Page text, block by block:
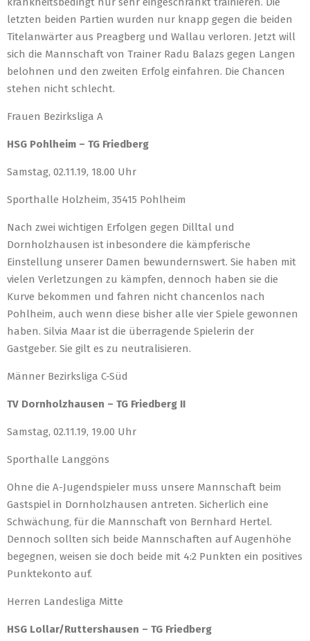
letzten beiden Partien wurden nur knapp gegen die beiden
Titelanwärter aus Preagberg und Wallau verloren. Jetzt will
sich die Mannschaft von Trainer Radu Balazs gegen Langen
belohnen und den zweiten Erfolg einfahren. Die Chancen
stehen nicht schlecht.
Frauen Bezirksliga A
HSG Pohlheim – TG Friedberg
Samstag, 02.11.19, 18.00 Uhr
Sporthalle Holzheim, 35415 Pohlheim
Nach zwei wichtigen Erfolgen gegen Dilltal und
Dornholzhausen ist inbesondere die kämpferische
Einstellung unserer Damen bewundernswert. Sie haben mit
vielen Verletzungen zu kämpfen, dennoch haben sie die
Kurve bekommen und fahren nicht chancenlos nach
Pohlheim, auch wenn diese bisher alle vier Spiele gewonnen
haben. Silvia Maar ist die überragende Spielerin der
Gastgeber. Sie gilt es zu neutralisieren.
Männer Bezirksliga C-Süd
TV Dornholzhausen – TG Friedberg II
Samstag, 02.11.19, 19.00 Uhr
Sporthalle Langgöns
Ohne die A-Jugendspieler muss unsere Mannschaft beim
Gastspiel in Dornholzhausen antreten. Sicherlich eine
Schwächung, für die Mannschaft von Bernhard Hertel.
Dennoch sollten sich beide Mannschaften auf Augenhöhe
begegnen, weisen sie doch beide mit 4:2 Punkten ein positives
Punktekonto auf.
Herren Landesliga Mitte
HSG Lollar/Ruttershausen – TG Friedberg